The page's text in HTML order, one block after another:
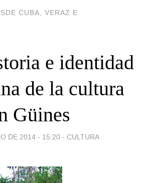
CUBA, VERAZ E
e identidad
de la cultura
Güines
DE 2014 - 15:20 - CULTURA